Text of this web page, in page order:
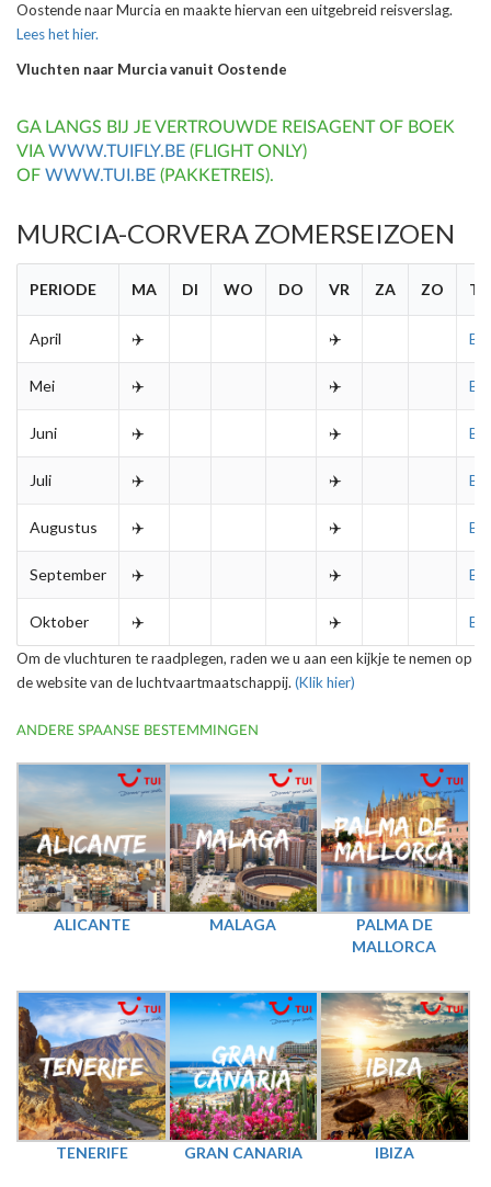
Oostende naar Murcia en maakte hiervan een uitgebreid reisverslag.
Lees het hier.
Vluchten naar Murcia vanuit Oostende
GA LANGS BIJ JE VERTROUWDE REISAGENT OF BOEK
VIAWWW.TUIFLY.BE (FLIGHT ONLY)
OF WWW.TUI.BE (PAKKETREIS).
MURCIA-CORVERA ZOMERSEIZOEN
PERIODE MA DI WO DO VR ZA ZO
April ✈️ ✈️
Mei ✈️ ✈️
Juni ✈️ ✈️
Juli ✈️ ✈️
Augustus ✈️ ✈️
September ✈️ ✈️
Oktober ✈️ ✈️
Om de vluchturen te raadplegen, raden we u aan een kijkje te nemen op
de website van de luchtvaartmaatschappij.(Klik hier)
ANDERE SPAANSE BESTEMMINGEN
ALICANTE MALAGA
PALMA DE
MALLORCA
TENERIFE GRAN CANARIA IBIZA